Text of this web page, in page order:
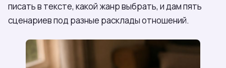
писать в тексте, какой жанр выбрать, и дам пять
сценариев под разные расклады отношений.